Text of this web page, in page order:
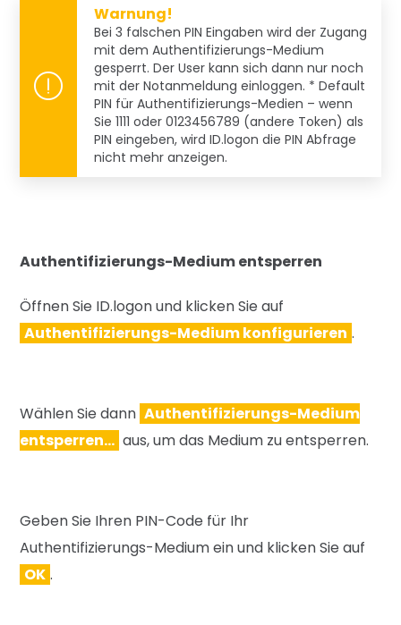
Warnung!
Bei 3 falschen PIN Eingaben wird der Zugang
mit dem Authentifizierungs-Medium
gesperrt. Der User kann sich dann nur noch
mit der Notanmeldung einloggen. * Default
PIN für Authentifizierungs-Medien – wenn
Sie 1111 oder 0123456789 (andere Token) als
PIN eingeben, wird ID.logon die PIN Abfrage
nicht mehr anzeigen.
Authentifizierungs-Medium entsperren
Öffnen Sie ID.logon und klicken Sie auf
Authentifizierungs-Medium konfigurieren .
Wählen Sie dann Authentifizierungs-Medium
entsperren… aus, um das Medium zu entsperren.
Geben Sie Ihren PIN-Code für Ihr
Authentifizierungs-Medium ein und klicken Sie auf
OK .